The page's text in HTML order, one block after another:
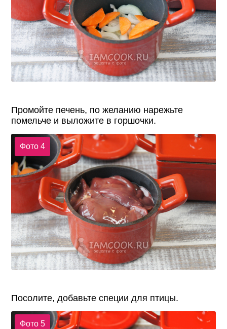
Промойте печень, по желанию нарежьте
помельче и выложите в горшочки.
Фото 4
Посолите, добавьте специи для птицы.
Фото 5